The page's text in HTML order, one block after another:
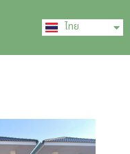
ไทย
中文 (中国)